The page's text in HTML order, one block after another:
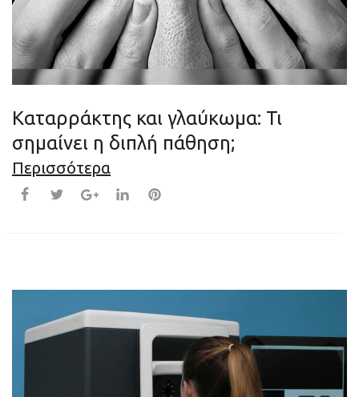
Καταρράκτης και γλαύκωμα: Τι
σημαίνει η διπλή πάθηση;
Περισσότερα